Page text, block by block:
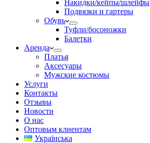
Накидки/кейпы/шлейфы
Подвязки и гартеры
Обувь
Туфли/босоножки
Балетки
Аренда
Платья
Аксесуары
Мужские костюмы
Услуги
Контакты
Отзывы
Новости
О нас
Оптовым клиентам
Українська